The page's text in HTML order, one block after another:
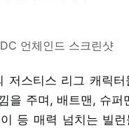
DC 언체인드 스크린샷
저스티스 리그 캐릭
을 주며, 배트맨, 슈
등 매력 넘치는 빌